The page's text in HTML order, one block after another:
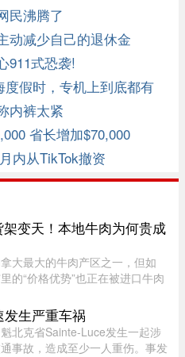
民沸腾了
动减少自己的退休金
911式恐袭!
假时，专机上到底都有
内裤太紧
省长增加$70,000
内从TikTok撤资
变天！本地牛肉为何贵成
大最大的牛肉产区之一，但如
的“价格优势”也正在被进口牛肉
始大量进入市场，部分产品甚至
公斤便宜 ...
生严重车祸
北克省Sainte-Luce发生一起涉
事故，造成至少一人重伤。事发